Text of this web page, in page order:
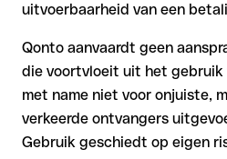
uitvoerbaarheid van een
Qonto aanvaardt geen
die voortvloeit uit het gebruik
met name niet voor onjuiste,
verkeerde ontvangers
Gebruik geschiedt op eigen